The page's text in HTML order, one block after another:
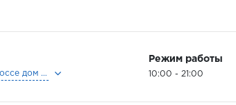
Москва, Ленинградское шоссе дом 25, Торговый Центр Family Room, 2-ой этаж, Магазин Керамический Бум.
Режим работы
10:00 - 21:00